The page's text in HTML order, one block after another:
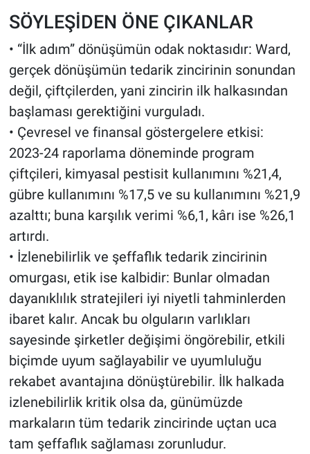
SÖYLEŞİDEN ÖNE ÇIKANLAR
• “İlk adım” dönüşümün odak noktasıdır: Ward,
gerçek dönüşümün tedarik zincirinin sonundan
değil, çiftçilerden, yani zincirin ilk halkasından
başlaması gerektiğini vurguladı.
• Çevresel ve finansal göstergelere etkisi:
2023-24 raporlama döneminde program
çiftçileri, kimyasal pestisit kullanımını %21,4,
gübre kullanımını %17,5 ve su kullanımını %21,9
azalttı; buna karşılık verimi %6,1, kârı ise %26,1
artırdı.
• İzlenebilirlik ve şeffaflık tedarik zincirinin
omurgası, etik ise kalbidir: Bunlar olmadan
dayanıklılık stratejileri iyi niyetli tahminlerden
ibaret kalır. Ancak bu olguların varlıkları
sayesinde şirketler değişimi öngörebilir, etkili
biçimde uyum sağlayabilir ve uyumluluğu
rekabet avantajına dönüştürebilir. İlk halkada
izlenebilirlik kritik olsa da, günümüzde
markaların tüm tedarik zincirinde uçtan uca
tam şeffaflık sağlaması zorunludur.